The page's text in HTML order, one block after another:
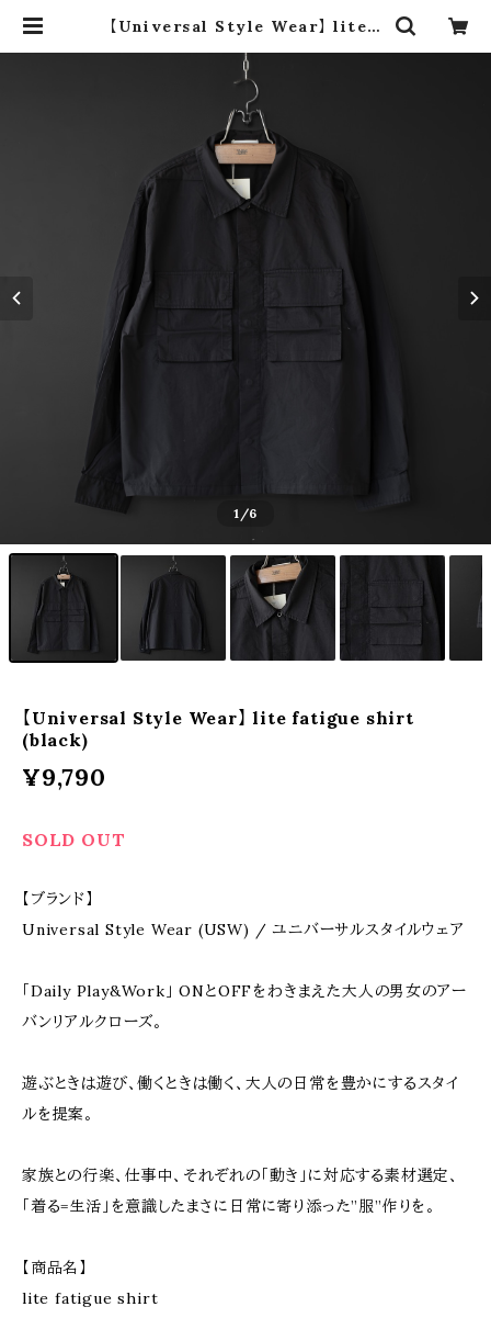
【Universal Style Wear】 lite f
o
1 /6
【Universal Style Wear】 lite fatigue shirt
(black)
¥9,790
SOLD OUT
【ブランド】
Universal Style Wear (USW) / ユニバーサルスタイルウェア
「Daily Play&Work」 ONとOFFをわきまえた大人の男女のアー
バンリアルクローズ。
遊ぶときは遊び、働くときは働く、大人の日常を豊かにするスタイ
ルを提案。
家族との行楽、仕事中、それぞれの「動き」に対応する素材選定、
「着る=生活」を意識したまさに日常に寄り添った”服”作りを。
【商品名】
lite fatigue shirt